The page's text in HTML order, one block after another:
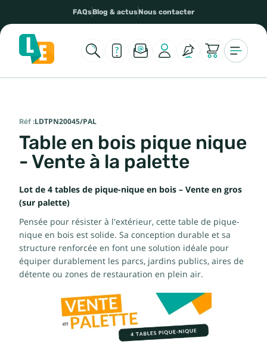
FAQsBlog & actusNous contacter
Réf :LDTPN20045/PAL
Table en bois pique nique
- Vente à la palette
Lot de 4 tables de pique-nique en bois – Vente en gros
(sur palette)
Pensée pour résister à l'extérieur, cette table de pique-
nique en bois est solide. Sa conception durable et sa
structure renforcée en font une solution idéale pour
équiper durablement les parcs, jardins publics, aires de
détente ou zones de restauration en plein air.